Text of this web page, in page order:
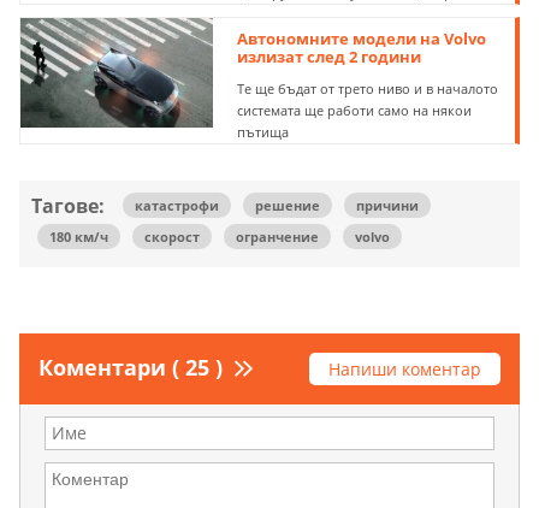
Автономните модели на Volvo
излизат след 2 години
Те ще бъдат от трето ниво и в началото
системата ще работи само на някои
пътища
Тагове: катастрофи решение
причини
180 км/ч
скорост огранчение volvo
Коментари ( 25 ) Напиши коментар